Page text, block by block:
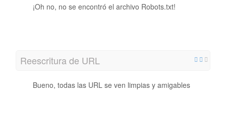
¡Oh no, no se encontró el archivo Robots.txt!
Reescritura de URL
Bueno, todas las URL se ven limpias y amigables